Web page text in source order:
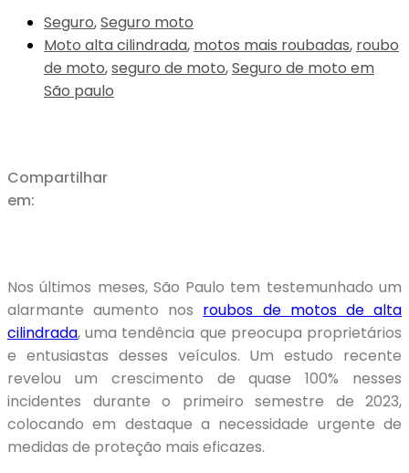
Seguro,Seguro moto
Moto alta cilindrada, motos mais roubadas, roubo
de moto,seguro de moto,Seguro de moto em
São paulo
Compartilhar
em:
Nos últimos meses, São Paulo tem testemunhado um
alarmante aumento nos roubos de motos de alta
cilindrada, uma tendência que preocupa proprietários
e entusiastas desses veículos. Um estudo recente
revelou um crescimento de quase 100% nesses
incidentes durante o primeiro semestre de 2023,
colocando em destaque a necessidade urgente de
medidas de proteção mais eficazes.